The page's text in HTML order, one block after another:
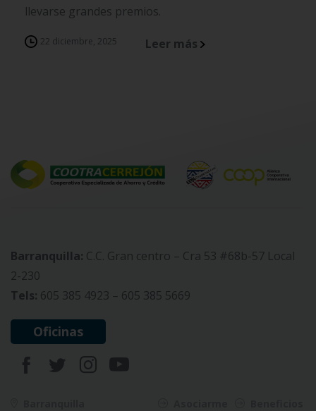
llevarse grandes premios.
22 diciembre, 2025 Leer más
Barranquilla: C.C. Gran centro – Cra 53 #68b-57 Local
2-230
Tels: 605 385 4923 – 605 385 5669
Oficinas